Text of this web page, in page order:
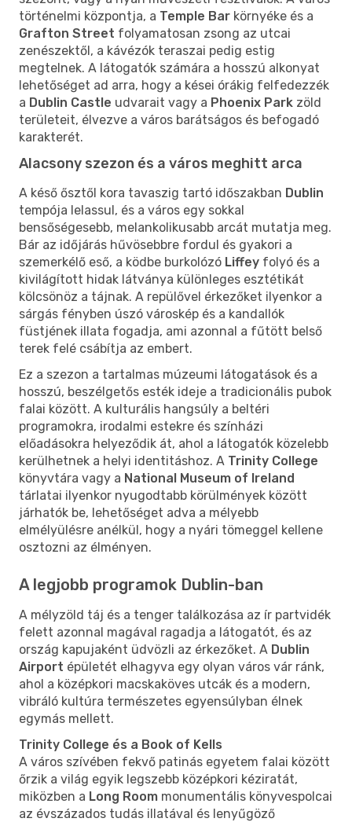
történelmi központja, a Temple Bar környéke és a
Grafton Street folyamatosan zsong az utcai
zenészektől, a kávézók teraszai pedig estig
megtelnek. A látogatók számára a hosszú alkonyat
lehetőséget ad arra, hogy a kései órákig felfedezzék
a Dublin Castle udvarait vagy a Phoenix Park zöld
területeit, élvezve a város barátságos és befogadó
karakterét.
Alacsony szezon és a város meghitt arca
A késő ősztől kora tavaszig tartó időszakban Dublin
tempója lelassul, és a város egy sokkal
bensőségesebb, melankolikusabb arcát mutatja meg.
Bár az időjárás hűvösebbre fordul és gyakori a
szemerkélő eső, a ködbe burkolózó Liffey folyó és a
kivilágított hidak látványa különleges esztétikát
kölcsönöz a tájnak. A repülővel érkezőket ilyenkor a
sárgás fényben úszó városkép és a kandallók
füstjének illata fogadja, ami azonnal a fűtött belső
terek felé csábítja az embert.
Ez a szezon a tartalmas múzeumi látogatások és a
hosszú, beszélgetős esték ideje a tradicionális pubok
falai között. A kulturális hangsúly a beltéri
programokra, irodalmi estekre és színházi
előadásokra helyeződik át, ahol a látogatók közelebb
kerülhetnek a helyi identitáshoz. A Trinity College
könyvtára vagy a National Museum of Ireland
tárlatai ilyenkor nyugodtabb körülmények között
járhatók be, lehetőséget adva a mélyebb
elmélyülésre anélkül, hogy a nyári tömeggel kellene
osztozni az élményen.
A legjobb programok Dublin-ban
A mélyzöld táj és a tenger találkozása az ír partvidék
felett azonnal magával ragadja a látogatót, és az
ország kapujaként üdvözli az érkezőket. A Dublin
Airport épületét elhagyva egy olyan város vár ránk,
ahol a középkori macskaköves utcák és a modern,
vibráló kultúra természetes egyensúlyban élnek
egymás mellett.
Trinity College és a Book of Kells
A város szívében fekvő patinás egyetem falai között
őrzik a világ egyik legszebb középkori kéziratát,
miközben a Long Room monumentális könyvespolcai
az évszázados tudás illatával és lenyűgöző